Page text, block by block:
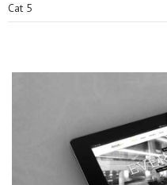
Cat 5